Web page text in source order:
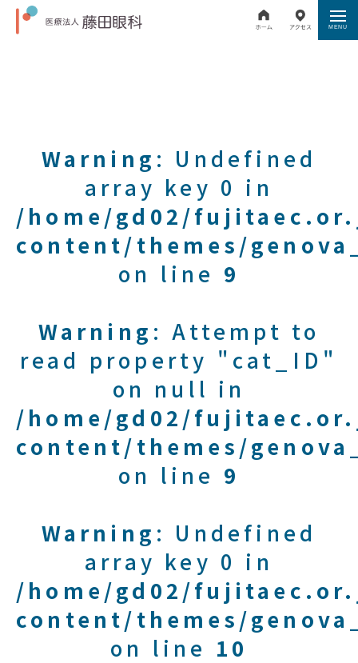
Warning : Undefined
array key 0 in
/home/gd02/
content/themes/
on line 9
Warning : Attempt to
read property "cat_ID"
on null in
/home/gd02/
content/themes/
on line 9
Warning : Undefined
array key 0 in
/home/gd02/
content/themes/
on line 10